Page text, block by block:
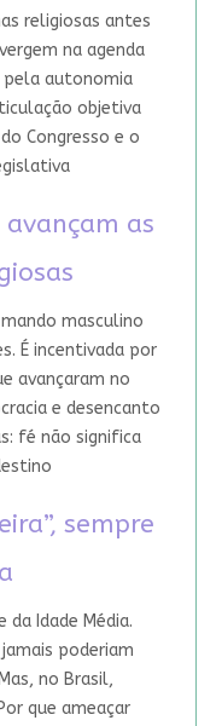
religiosas antes
na agenda
pela autonomia
objetiva
Congresso e o
avançam as
masculino
É incentivada por
avançaram no
e desencanto
fé não significa
sempre
da Idade Média.
poderiam
no Brasil,
que ameaçar